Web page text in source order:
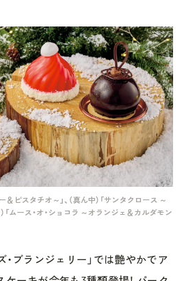
＆ピスタチオ～」、（真ん中）「サンタクロース ～
「ムース・オ・ショコラ ～オランジェ＆カルダモン
・ブランジェリー」では艶やかでア